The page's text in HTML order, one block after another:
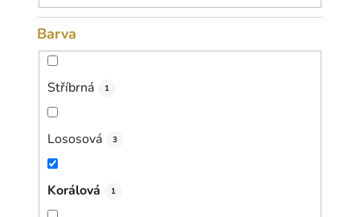
ůBarva
Stříbrná 1
Lososová 3
Korálová 1